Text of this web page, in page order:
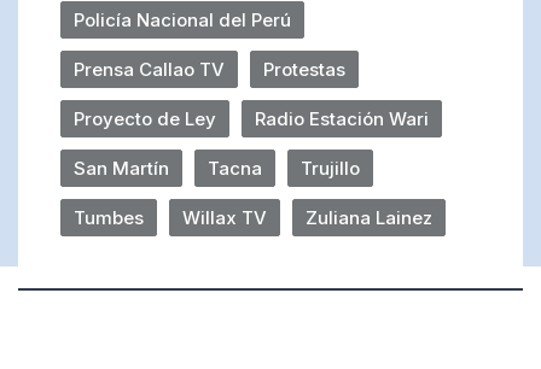
Policía Nacional del Perú
Prensa Callao TV Protestas
Proyecto de Ley Radio Estación Wari
San Martín Tacna Trujillo
Tumbes Willax TV Zuliana Lainez